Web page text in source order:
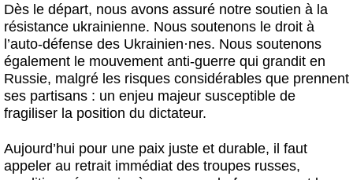
Dès le départ, nous avons assuré notre soutien à la
résistance ukrainienne. Nous soutenons le droit à
l’auto-défense des Ukrainien·nes. Nous soutenons
également le mouvement anti-guerre qui grandit en
Russie, malgré les risques considérables que prennent
ses partisans : un enjeu majeur susceptible de
fragiliser la position du dictateur.
Aujourd’hui pour une paix juste et durable, il faut
appeler au retrait immédiat des troupes russes,